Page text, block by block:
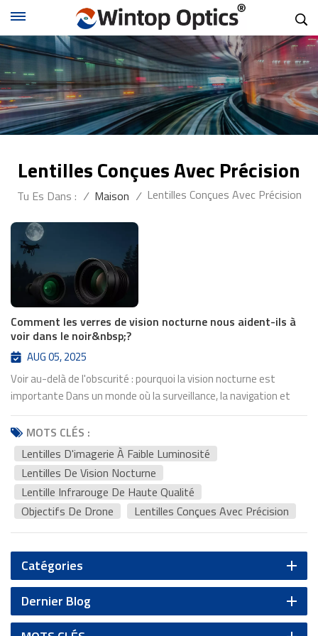
Lentilles Conçues Avec Précision
Tu Es Dans : / Maison / Lentilles Conçues Avec Précision
Comment les verres de vision nocturne nous aident-ils à
voir dans le noir&nbsp;?
AUG 05, 2025
Voir au-delà de l'obscurité : pourquoi la vision nocturne est
importante Dans un monde où la surveillance, la navigation et
l'observation s'étendent de plus en plus dans des
environnements à faible luminosité ou complètement sombres,
le rôle de lentilles de vision nocturne n'a jamais été aussi crucial.
Qu'ils soient utilisés dans des équipements militaires, des
caméras de sécurité ou des drones compacts, ces lentilles
conçues avec précision Nous permettent de capter et
d'interpréter ce que nos yeux ne voient pas. Mais comment
fonctionnent exactement les lentilles de vision nocturne et
qu'est-ce qui les rend efficaces dans l'obscurité ? La science
derrière les verres de vision nocturne À la base, un objectif de
vision nocturne est conçu pour collecter et amplifier la lumière
minimale disponible, y compris les longueurs d'onde du proche
infrarouge, et la diriger avec précision vers le capteur d'image.
MOTS CLÉS :
Lentilles D'imagerie À Faible Luminosité
Lentilles De Vision Nocturne
Lentille Infrarouge De Haute Qualité
Objectifs De Drone
Lentilles Conçues Avec Précision
Catégories
Dernier Blog